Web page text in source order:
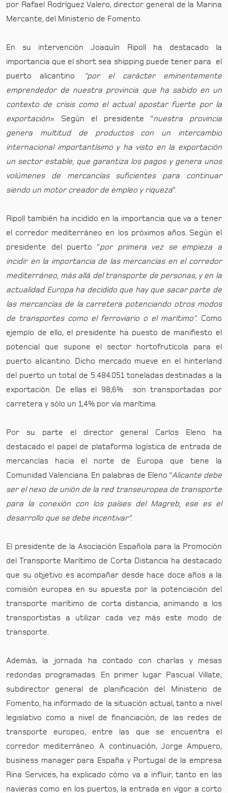
por Rafael Rodríguez Valero, director general de la Marina
Mercante, del Ministerio de Fomento.
En su intervención Joaquín Ripoll ha destacado la
importancia que el short sea shipping puede tener para el
puerto alicantino
“por el carácter eminentemente
emprendedor de nuestra provincia que ha sabido en un
contexto de crisis como el actual apostar fuerte por la
exportación». Según el presidente “nuestra provincia
genera multitud de productos con un intercambio
internacional importantísimo y ha visto en la exportación
un sector estable, que garantiza los pagos y genera unos
volúmenes de mercancías suficientes para continuar
siendo un motor creador de empleo y riqueza”.
Ripoll también ha incidido en la importancia que va a tener
el corredor mediterráneo en los próximos años. Según el
presidente del puerto “por primera vez se empieza a
incidir en la importancia de las mercancías en el corredor
mediterráneo, más allá del transporte de personas, y en la
actualidad Europa ha decidido que hay que sacar parte de
las mercancías de la carretera potenciando otros modos
de transportes como el ferroviario o el marítimo”. Como
ejemplo de ello, el presidente ha puesto de manifiesto el
potencial que supone el sector hortofrutícola para el
puerto alicantino. Dicho mercado mueve en el hinterland
del puerto un total de 5.484.051 toneladas destinadas a la
exportación. De ellas el 98,6% son transportadas por
carretera y sólo un 1,4% por vía marítima.
Por su parte el director general Carlos Eleno ha
destacado el papel de plataforma logística de entrada de
mercancías hacia el norte de Europa que tiene la
Comunidad Valenciana. En palabras de Eleno “Alicante debe
ser el nexo de unión de la red transeuropea de transporte
para la conexión con los países del Magreb, ese es el
desarrollo que se debe incentivar”.
El presidente de la Asociación Española para la Promoción
del Transporte Marítimo de Corta Distancia ha destacado
que su objetivo es acompañar desde hace doce años a la
comisión europea en su apuesta por la potenciación del
transporte marítimo de corta distancia, animando a los
transportistas a utilizar cada vez más este modo de
transporte.
Además, la jornada ha contado con charlas y mesas
redondas programadas. En primer lugar Pascual Villate,
subdirector general de planificación del Ministerio de
Fomento, ha informado de la situación actual, tanto a nivel
legislativo como a nivel de financiación, de las redes de
transporte europeo, entre las que se encuentra el
corredor mediterráneo. A continuación, Jorge Ampuero,
business manager para España y Portugal de la empresa
Rina Services, ha explicado cómo va a influir, tanto en las
navieras como en los puertos, la entrada en vigor a corto